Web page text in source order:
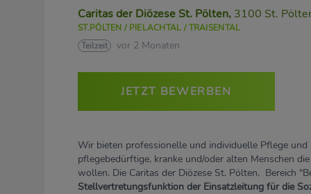
Caritas der Diözese St. Pölten, 3100 St.
ST.PÖLTEN / PIELACHTAL / TRAISENTAL
Teilzeit
vor 2 Monaten
JETZT BEWERBEN
Wir bieten professionelle und individuelle Pflege
pflegebedürftige, kranke und/oder alten Menschen
wollen. Die Caritas der Diözese St. Pölten, Bereich
Stellvertretungsfunktion der Einsatzleitung für die